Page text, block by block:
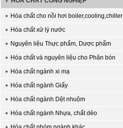
Hóa chất cho nồi hơi boiler,cooling,chiller
Hóa chất xử lý nước
Nguyên liệu Thực phẩm, Dược phẩm
Hóa chất và nguyên liệu cho Phân bón
Hóa chất ngành xi mạ
Hóa chất ngành Giấy
Hóa chất ngành Dệt nhuộm
Hóa chất ngành Nhựa, chất dẻo